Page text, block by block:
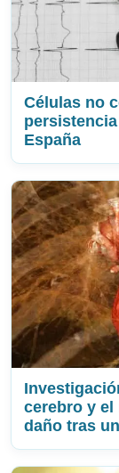
Células no
España
cerebro y el
daño tras